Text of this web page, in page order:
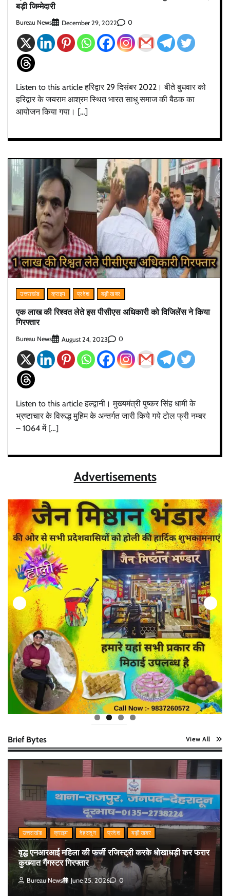
बड़ी जिम्मेदारी
Bureau News December 29, 2022 0
Listen to this article हरिद्वार 29 दिसंबर 2022। बीते बुधवार को
हरिद्वार के जयराम आश्रम स्थित भारत साधु समाज की बैठक का
आयोजन किया गया। […]
उत्तराखंड क्राइम प्रदेश बड़ी खबर
एक लाख की रिश्वत लेते इस पीसीएस अधिकारी को विजिलेंस ने किया
गिरफ्तार
Bureau News August 24, 2023 0
Listen to this article हल्द्वानी। मुख्यमंत्री पुष्कर सिंह धामी के
भ्रष्टाचार के विरूद्ध मुहिम के अन्तर्गत जारी किये गये टोल फ्री नम्बर
– 1064 में […]
Advertisements
Brief Bytes View All
उत्तराखंड क्राइम देहरादून प्रदेश बड़ी खबर
वृद्ध एनआरआई महिला की फर्जी रजिस्ट्री करके धोखाधड़ी कर फरार
कुख्यात गैंगस्टर गिरफ्तार
Bureau News June 25, 2026 0